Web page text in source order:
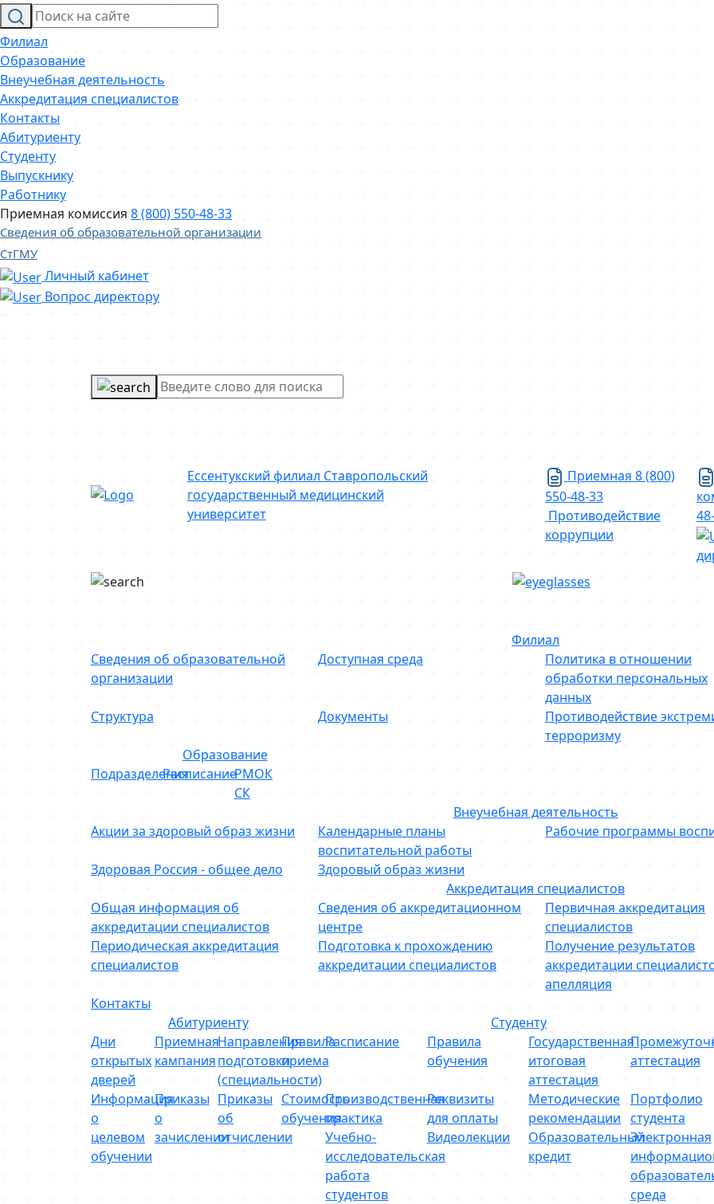
Филиал
Образование
Внеучебная деятельность
Аккредитация специалистов
Контакты
Абитуриенту
Студенту
Выпускнику
Работнику
Приемная комиссия 8 (800) 550-48-33
Сведения об образовательной организации
СтГМУ
Личный кабинет
Вопрос директору
Ессентукский филиал Ставропольский
государственный медицинский
университет
Приемная 8 (800)
550-48-33
Противодействие
коррупции
Филиал
Сведения об образовательной
организации
Доступная среда
Политика в отношении
обработки персональных
данных
Структура Документы
Противодействие
терроризму
Образование
ПодразделенияРасписаниеРМОК
СК
Внеучебная деятельность
Акции за здоровый образ жизни
Календарные планы
воспитательной работы
Рабочие программы
Здоровая Россия - общее дело
Здоровый образ жизни
Аккредитация специалистов
Общая информация об
аккредитации специалистов
Сведения об аккредитационном
центре
Первичная аккредитация
специалистов
Периодическая аккредитация
специалистов
Подготовка к прохождению
аккредитации специалистов
Получение результатов
аккредитации
апелляция
Контакты
Абитуриенту
Дни
открытых
дверей
Приемная
кампания
Направления
подготовки
(специальности)
Правила
приема
Информация
о
целевом
обучении
Приказы
о
зачислении
Приказы
об
отчислении
Стоимость
обучения
Студенту
Расписание
Правила
обучения
Государственная
итоговая
аттестация
аттестация
Производственная
практика
Реквизиты
для оплаты
Методические
рекомендации
Портфолио
студента
Учебно-
исследовательская
работа
студентов
Видеолекции
Образовательный
кредит
Электронная
среда